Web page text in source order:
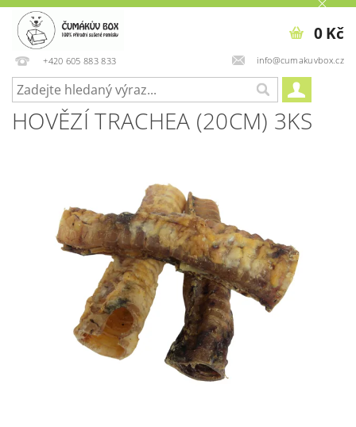
+420 605 883 833 info@cumakuvbox.cz
0 Kč
HOVĚZÍ TRACHEA (20CM) 3KS